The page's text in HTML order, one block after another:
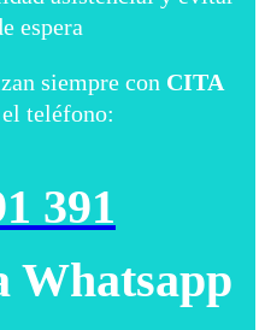
espera
siempre con CITA
teléfono:
391
Whatsapp